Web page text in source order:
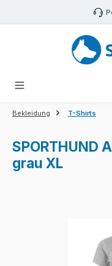
Zum Hauptinhalt springen
Bekleidung T-Shirts
SPORTHUND
grau XL